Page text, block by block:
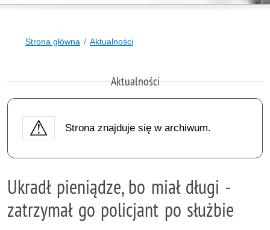
Strona główna Aktualności
Aktualności
Strona znajduje się w archiwum.
Ukradł pieniądze, bo miał długi -
zatrzymał go policjant po służbie